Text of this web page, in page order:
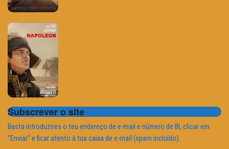
Subscrever o site
Basta introduzires o teu endereço de e-mail e número de BI, clicar em
"Enviar" e ficar atento à tua caixa de e-mail (spam incluído).